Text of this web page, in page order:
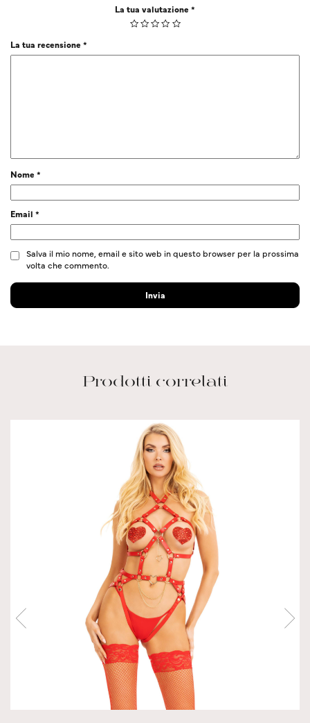
La tua valutazione*
La tua recensione*
Nome*
Email *
Salva il mio nome, email e sito web in questo browser per la prossima
volta che commento.
Prodotti correlati